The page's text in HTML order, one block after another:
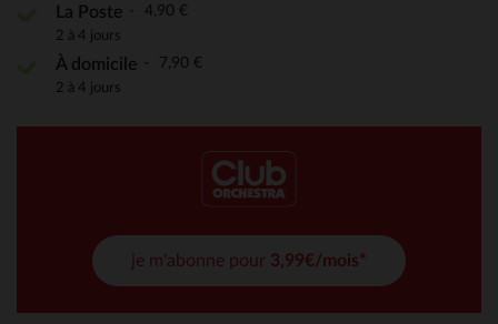
La Poste 4,90 €
2 à 4 jours
À domicile 7,90 €
2 à 4 jours
je m'abonne pour 3,99€/mois*